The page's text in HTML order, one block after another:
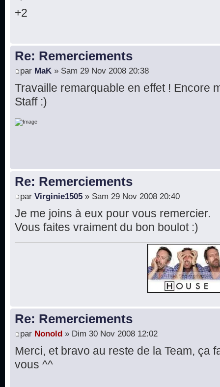
+2
Re: Remerciements
par MaK » Sam 29 Nov 2008 20:38
Travaille remarquable en effet ! Encore
Staff :)
Re: Remerciements
par Virginie1505 » Sam 29 Nov 2008 20:40
Je me joins à eux pour vous remercier.
Vous faites vraiment du bon boulot :)
Re: Remerciements
par Nonold » Dim 30 Nov 2008 12:02
Merci, et bravo au reste de la Team, ça
vous ^^